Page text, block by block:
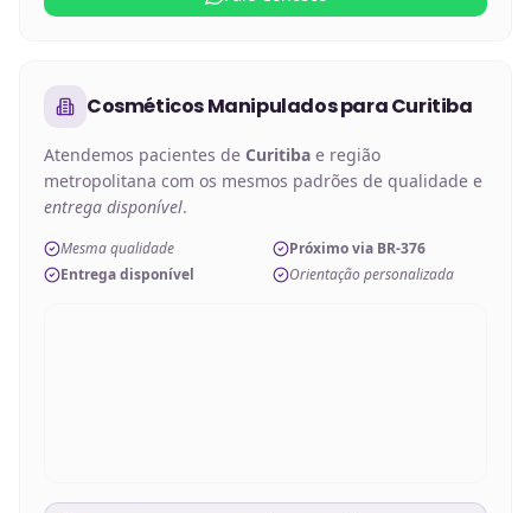
Cosméticos ManipuladosparaCuritiba
Atendemos pacientes de Curitiba e região
metropolitana com os mesmos padrões de qualidade e
entrega disponível.
Mesma qualidade
Próximo via BR-376
Entrega disponível
Orientação personalizada